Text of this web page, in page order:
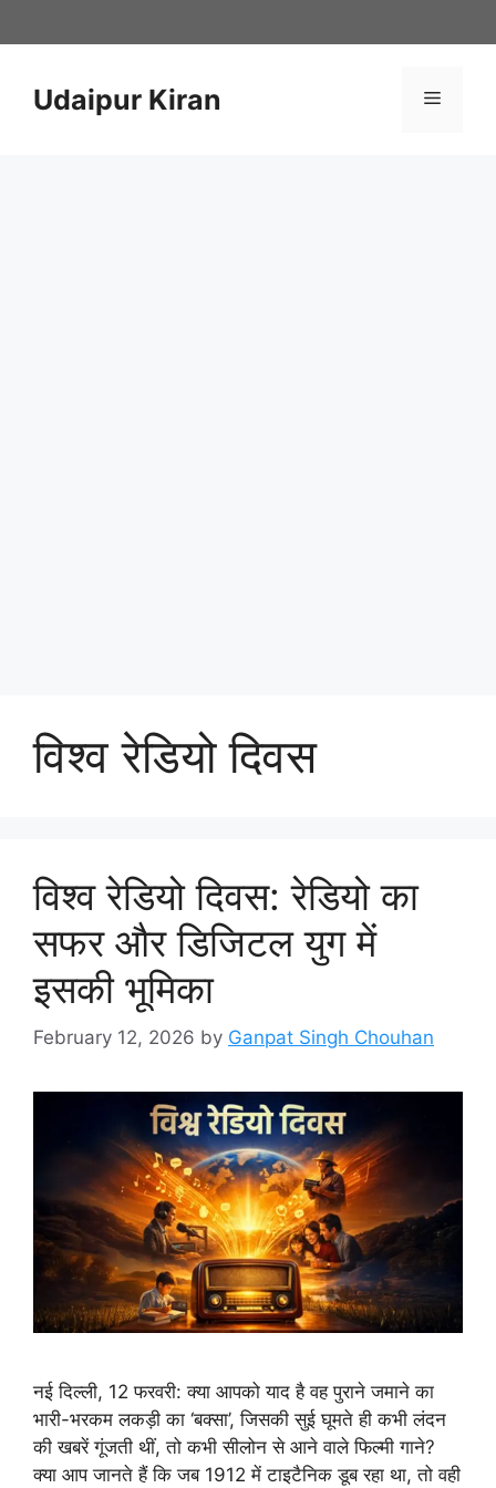
to
Udaipur Kiran Menu
विश्व रेडियो दिवस
विश्व रेडियो दिवस: रेडियो का
सफर और डिजिटल युग में
इसकी भूमिका
February 12, 2026 by Ganpat Singh Chouhan
नई दिल्ली, 12 फरवरी: क्या आपको याद है वह पुराने जमाने का
भारी-भरकम लकड़ी का ‘बक्सा’, जिसकी सुई घूमते ही कभी लंदन
की खबरें गूंजती थीं, तो कभी सीलोन से आने वाले फिल्मी गाने?
क्या आप जानते हैं कि जब 1912 में टाइटैनिक डूब रहा था, तो वही